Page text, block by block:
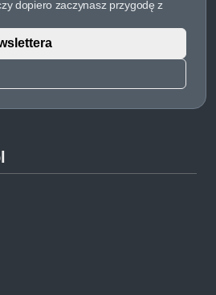
dopiero zaczynasz przygodę z